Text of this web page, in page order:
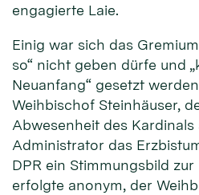
engagierte Laie.
Einig war sich das
so“ nicht geben dürfe und
Neuanfang“ gesetzt
Weihbischof Steinhäuser,
Abwesenheit des
Administrator das
DPR ein Stimmungsbild
erfolgte anonym, der